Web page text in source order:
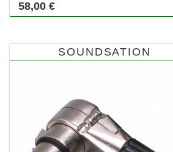
58,00 €
SOUNDSATION